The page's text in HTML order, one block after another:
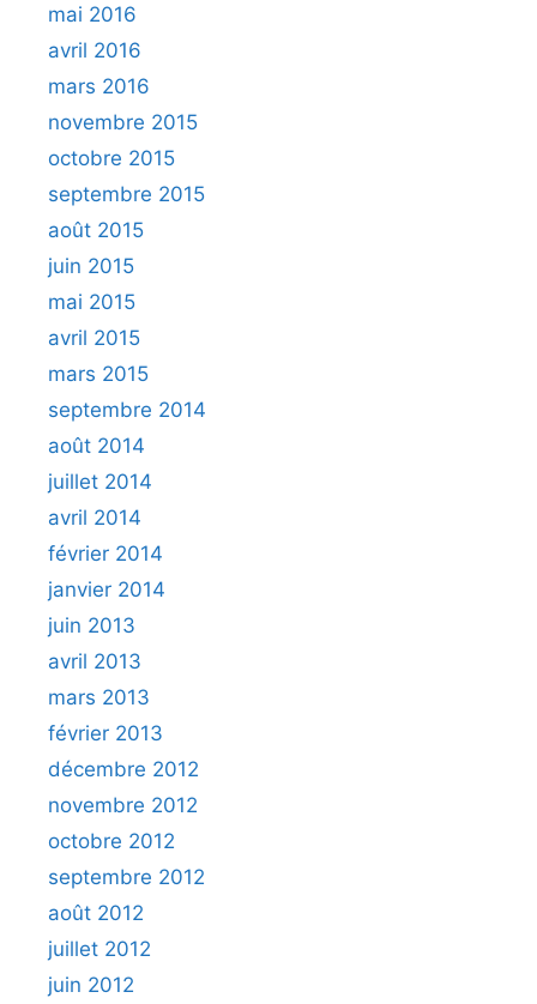
mai 2016
avril 2016
mars 2016
novembre 2015
octobre 2015
septembre 2015
août 2015
juin 2015
mai 2015
avril 2015
mars 2015
septembre 2014
août 2014
juillet 2014
avril 2014
février 2014
janvier 2014
juin 2013
avril 2013
mars 2013
février 2013
décembre 2012
novembre 2012
octobre 2012
septembre 2012
août 2012
juillet 2012
juin 2012